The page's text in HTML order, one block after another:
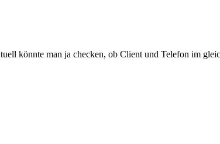
könnte man ja checken, ob Client und Telefon im